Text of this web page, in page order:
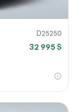
D25250
32 995 $